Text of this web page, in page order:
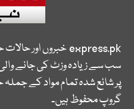
express.pkخبروں اور
سب سے زیادہ وزٹ کی جانے
پر شائع شدہ تمام مواد کے
گروپ محفوظ ہیں۔